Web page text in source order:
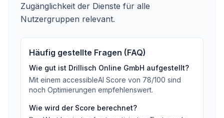
Zugänglichkeit der Dienste für alle
Nutzergruppen relevant.
Häufig gestellte Fragen (FAQ)
Wie gut ist Drillisch Online GmbH aufgestellt?
Mit einem accessibleAI Score von 78/100 sind
noch Optimierungen empfehlenswert.
Wie wird der Score berechnet?